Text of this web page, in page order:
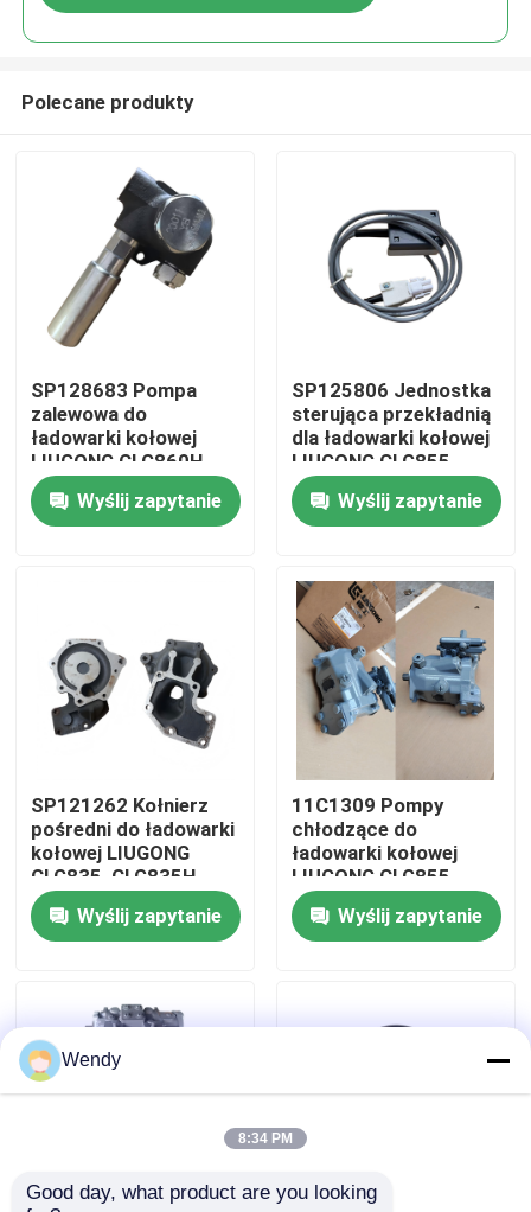
Dom
wideo
Wycieczka po fabryce
Kontrola jakości
Aktualności
Blog
Polecane produkty
SP128683 Pompa
zalewowa do
ładowarki kołowej
LIUGONG CLG860H,
CLG862H, CLG862N,
CLG870H, CLG888,
CLG890H, ZL50CN,
Wyślij zapytanie
SP125806 Jednostka
sterująca przekładnią
dla ładowarki kołowej
LIUGONG CLG855、
CLG856、CLG850H、
ZL50CN、ZL50CNX、
CLG860H、
CLG862N、
CLG870H、CLG888、
CLG890H
Wyślij zapytanie
SP121262 Kołnierz
pośredni do ładowarki
kołowej LIUGONG
CLG835, CLG835H,
CLG836, CLG836H,
ZL30E, CLG855,
CLG862H, CLG870H
Wyślij zapytanie
11C1309 Pompy
chłodzące do
ładowarki kołowej
LIUGONG CLG855、
CLG855N、
CLG855H、CLG856、
CLG850H、CLG860H
Wyślij zapytanie
Wendy
8:34 PM
Good day, what product are you looking